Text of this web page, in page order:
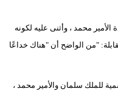
محمد ، وأثنى عليه لكونه
"من الواضح أن "هناك خداعًا
للملك سلمان والأمير محمد ،